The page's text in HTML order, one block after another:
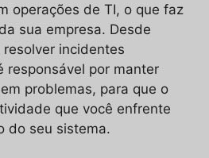
operações de TI, o que faz
sua empresa. Desde
incidentes
responsável por manter
problemas, para que o
que você enfrente
do seu sistema.